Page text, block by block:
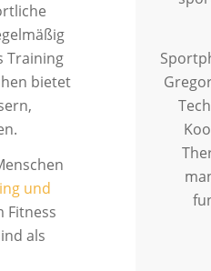
Training
bietet
und
Fitness
als